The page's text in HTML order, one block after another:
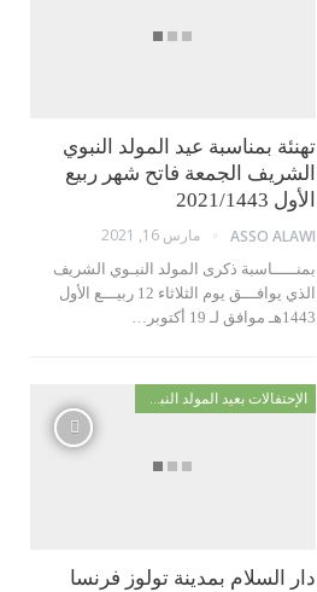
تهنئة بمناسبة عيد المولد النبوي
الشريف الجمعة فاتح شهر ربيع
الأول 2021/1443
ASSO ALAWI مارس 16, 2021
بمنـــــاسبة ذكرى المولد النبـوي الشريف
الذي يوافـــق يوم الثلاثاء 12 ربيـــع الأول
1443هـ موافق لـ 19 أكتوبر…
دار السلام بمدينة تولوز فرنسا